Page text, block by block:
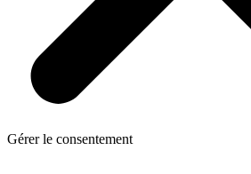
Gérer le consentement